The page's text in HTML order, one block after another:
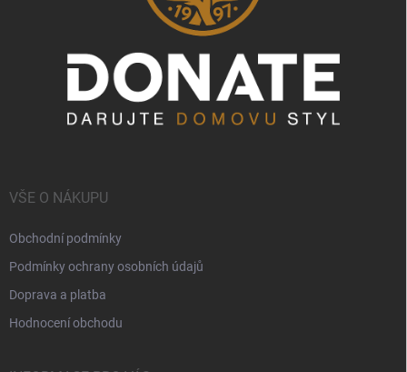
VŠE O NÁKUPU
Obchodní podmínky
Podmínky ochrany osobních údajů
Doprava a platba
Hodnocení obchodu